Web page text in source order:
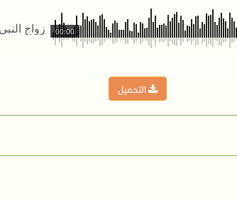
00:00
التحميل